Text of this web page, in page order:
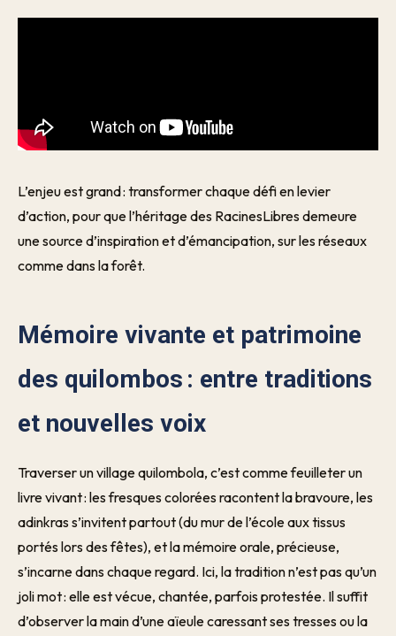
L’enjeu est grand : transformer chaque défi en levier
d’action, pour que l’héritage des RacinesLibres demeure
une source d’inspiration et d’émancipation, sur les réseaux
comme dans la forêt.
Mémoire vivante et patrimoine
des quilombos : entre traditions
et nouvelles voix
Traverser un village quilombola, c’est comme feuilleter un
livre vivant : les fresques colorées racontent la bravoure, les
adinkras s’invitent partout (du mur de l’école aux tissus
portés lors des fêtes), et la mémoire orale, précieuse,
s’incarne dans chaque regard. Ici, la tradition n’est pas qu’un
joli mot : elle est vécue, chantée, parfois protestée. Il suffit
d’observer la main d’une aïeule caressant ses tresses ou la